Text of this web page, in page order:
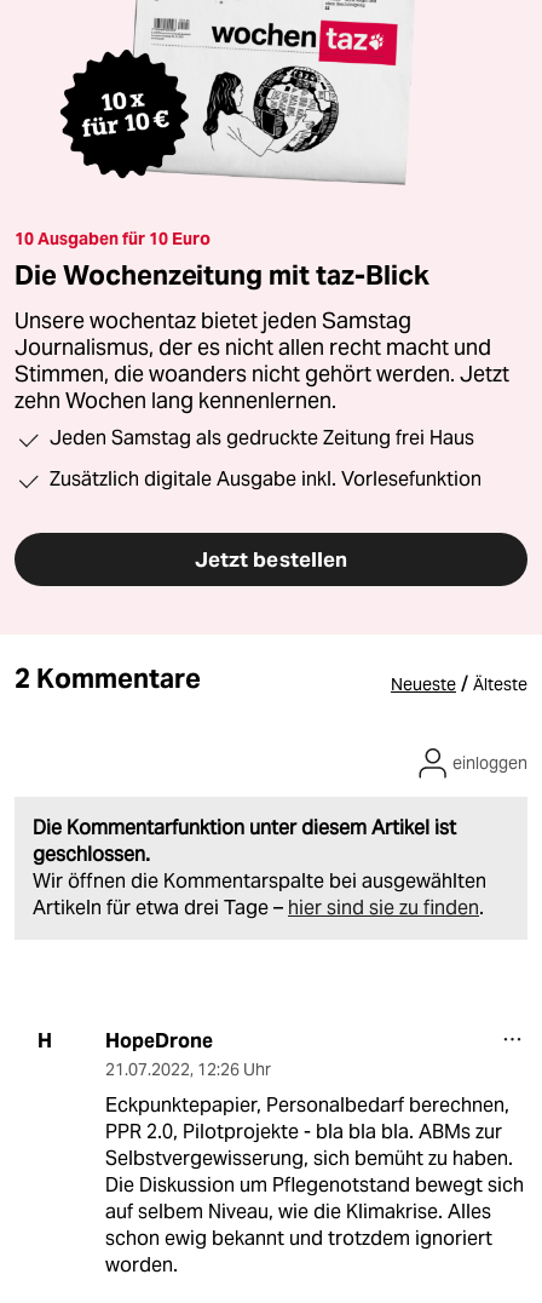
10 Ausgaben für 10 Euro
Die Wochenzeitung mit taz-Blick
Unsere wochentaz bietet jeden Samstag
Journalismus, der es nicht allen recht macht und
Stimmen, die woanders nicht gehört werden. Jetzt
zehn Wochen lang kennenlernen.
Jeden Samstag als gedruckte Zeitung frei Haus
Zusätzlich digitale Ausgabe inkl. Vorlesefunktion
Jetzt bestellen
2 Kommentare Neueste / Älteste
Die Kommentarfunktion unter diesem Artikel ist
geschlossen.
Wir öffnen die Kommentarspalte bei ausgewählten
Artikeln für etwa drei Tage – hier sind sie zu finden.
einloggen
H HopeDrone
21.07.2022, 12:26 Uhr
Eckpunktepapier, Personalbedarf berechnen,
PPR 2.0, Pilotprojekte - bla bla bla. ABMs zur
Selbstvergewisserung, sich bemüht zu haben.
Die Diskussion um Pflegenotstand bewegt sich
auf selbem Niveau, wie die Klimakrise. Alles
schon ewig bekannt und trotzdem ignoriert
worden.